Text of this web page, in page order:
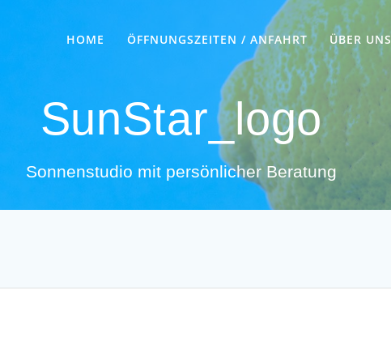
HOME ÖFFNUNGSZEITEN / ANFAHRT ÜBER UNS
SunStar_logo
Sonnenstudio mit persönlicher Beratung